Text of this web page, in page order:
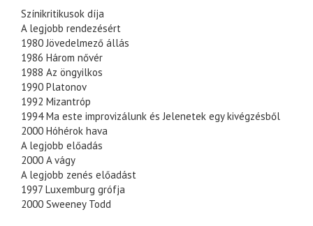
Színikritikusok díja
A legjobb rendezésért
1980 Jövedelmező állás
1986 Három nővér
1988 Az öngyilkos
1990 Platonov
1992 Mizantróp
1994 Ma este improvizálunk és Jelenetek egy kivégzésből
2000 Hóhérok hava
A legjobb előadás
2000 A vágy
A legjobb zenés előadást
1997 Luxemburg grófja
2000 Sweeney Todd